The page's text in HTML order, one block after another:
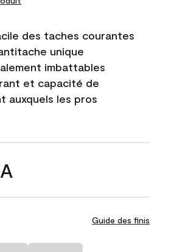
des taches courantes
unique
imbattables
et capacité de
auxquels les pros
Guide des finis